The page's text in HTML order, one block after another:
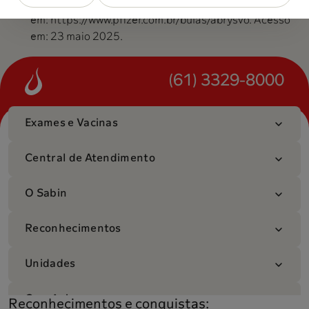
e B (recombinante) – Bula para Pacientes. Disponível
em: https://www.pfizer.com.br/bulas/abrysvo. Acesso
em: 23 maio 2025.
(61) 3329-8000
Exames e Vacinas
Central de Atendimento
O Sabin
Reconhecimentos
Unidades
Convênios
Reconhecimentos e conquistas: